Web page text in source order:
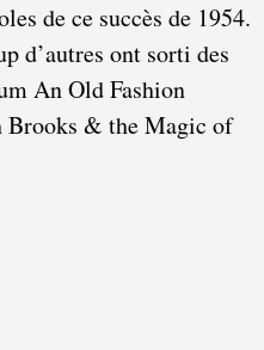
de ce succès de 1954.
d’autres ont sorti des
An Old Fashion
Brooks & the Magic of